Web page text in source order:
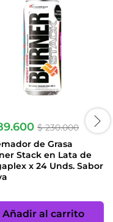
$230.000
de Grasa
Stack en Lata de
x 24 Unds. Sabor
Añadir al carrito